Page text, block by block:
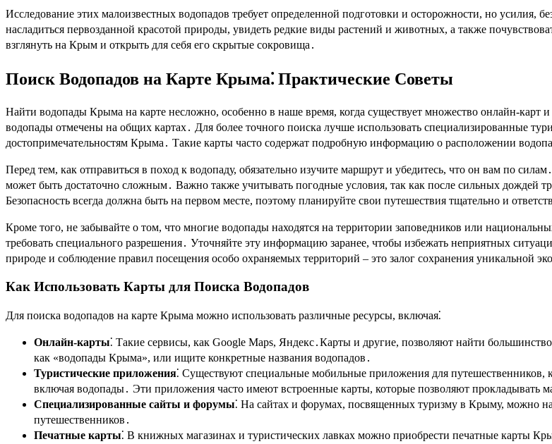
Исследование этих малоизвестных водопадов требует определенной подготовки и осторожности, но
насладиться первозданной красотой природы, увидеть редкие виды растений и животных, а также
взглянуть на Крым и открыть для себя его скрытые сокровища․
Поиск Водопадов на Карте Крыма⁚ Практические Советы
Найти водопады Крыма на карте несложно, особенно в наше время, когда существует множество онлайн-карт
водопады отмечены на общих картах․ Для более точного поиска лучше использовать специализированные
достопримечательностям Крыма․ Такие карты часто содержат подробную информацию о расположении
Перед тем, как отправиться в поход к водопаду, обязательно изучите маршрут и убедитесь, что он вам по
может быть достаточно сложным․ Важно также учитывать погодные условия, так как после сильных дождей
Безопасность всегда должна быть на первом месте, поэтому планируйте свои путешествия тщательно и
Кроме того, не забывайте о том, что многие водопады находятся на территории заповедников или
требовать специального разрешения․ Уточняйте эту информацию заранее, чтобы избежать неприятных
природе и соблюдение правил посещения особо охраняемых территорий – это залог сохранения уникальной
Как Использовать Карты для Поиска Водопадов
Для поиска водопадов на карте Крыма можно использовать различные ресурсы, включая⁚
Онлайн-карты⁚ Такие сервисы, как Google Maps, Яндекс․Карты и другие, позволяют найти
как «водопады Крыма», или ищите конкретные названия водопадов․
Туристические приложения⁚ Существуют специальные мобильные приложения для
включая водопады․ Эти приложения часто имеют встроенные карты, которые позволяют прокладывать
Специализированные сайты и форумы⁚ На сайтах и форумах, посвященных туризму в Крыму, можно
путешественников․
Печатные карты⁚ В книжных магазинах и туристических лавках можно приобрести печатные карты